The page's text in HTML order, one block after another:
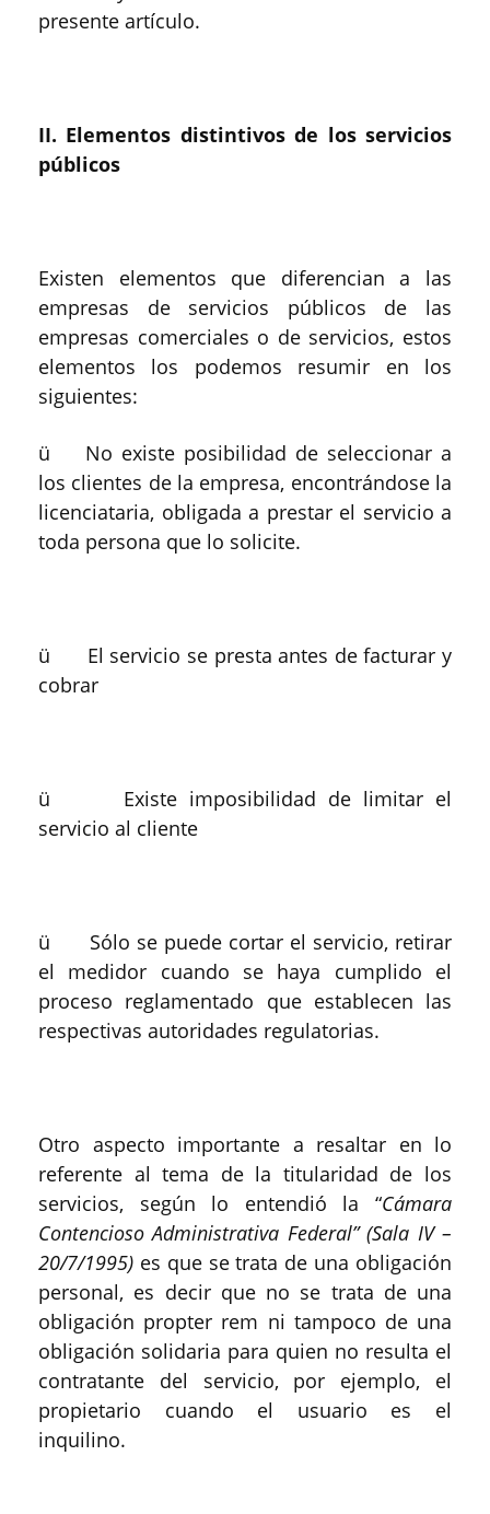
presente artículo.
II. Elementos distintivos de los servicios
públicos
Existen elementos que diferencian a las
empresas de servicios públicos de las
empresas comerciales o de servicios, estos
elementos los podemos resumir en los
siguientes:
ü No existe posibilidad de seleccionar a
los clientes de la empresa, encontrándose la
licenciataria, obligada a prestar el servicio a
toda persona que lo solicite.
ü El servicio se presta antes de facturar y
cobrar
ü Existe imposibilidad de limitar el
servicio al cliente
ü Sólo se puede cortar el servicio, retirar
el medidor cuando se haya cumplido el
proceso reglamentado que establecen las
respectivas autoridades regulatorias.
Otro aspecto importante a resaltar en lo
referente al tema de la titularidad de los
servicios, según lo entendió la “Cámara
Contencioso Administrativa Federal” (Sala IV –
20/7/1995) es que se trata de una obligación
personal, es decir que no se trata de una
obligación propter rem ni tampoco de una
obligación solidaria para quien no resulta el
contratante del servicio, por ejemplo, el
propietario cuando el usuario es el
inquilino.